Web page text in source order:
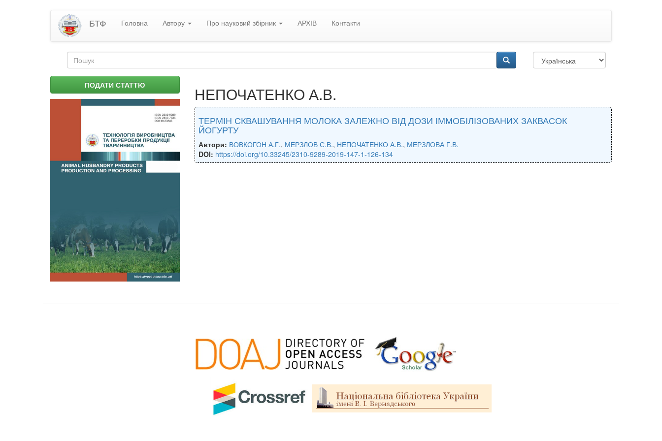
БТФ Головна Автору Про науковий збірник АРХІВ Контакти
Пошукова
форма
ПОДАТИ СТАТТЮ НЕПОЧАТЕНКО А.В.
ТЕРМІН СКВАШУВАННЯ МОЛОКА ЗАЛЕЖНО ВІД ДОЗИ ІММОБІЛІЗОВАНИХ ЗАКВАСОК
ЙОГУРТУ
Автори: ВОВКОГОН А.Г., МЕРЗЛОВ С.В., НЕПОЧАТЕНКО А.В., МЕРЗЛОВА Г.В.
DOI: https://doi.org/10.33245/2310-9289-2019-147-1-126-134